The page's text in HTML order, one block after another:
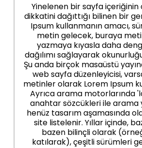
Yinelenen bir sayfa içeriğinin
dikkatini dağıttığı bilinen bir
Ipsum kullanmanın amacı,
metin gelecek, buraya
yazmaya kıyasla daha
dağılımı sağlayarak
Şu anda birçok masaüstü
web sayfa düzenleyicisi,
metinler olarak Lorem Ipsum
Ayrıca arama motorlarında
anahtar sözcükleri ile arama
henüz tasarım aşamasında
site listelenir. Yıllar içinde,
bazen bilinçli olarak
katılarak), çeşitli sürümleri